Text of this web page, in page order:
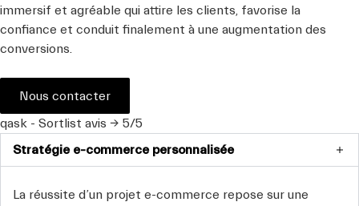
immersif et agréable qui attire les clients, favorise la
confiance et conduit finalement à une augmentation des
conversions.
Nous contacter
qask - Sortlist avis -> 5/5
Stratégie e-commerce personnalisée
La réussite d’un projet e-commerce repose sur une